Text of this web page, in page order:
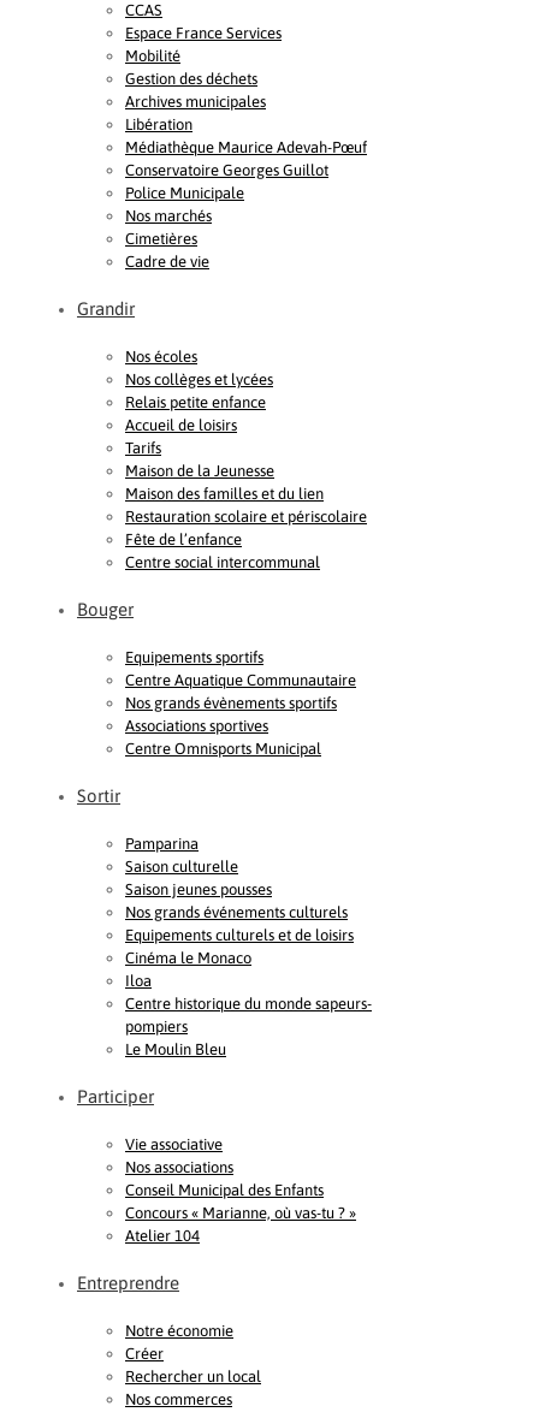
CCAS
Espace France Services
Mobilité
Gestion des déchets
Archives municipales
Libération
Médiathèque Maurice Adevah-Pœuf
Conservatoire Georges Guillot
Police Municipale
Nos marchés
Cimetières
Cadre de vie
Grandir
Nos écoles
Nos collèges et lycées
Relais petite enfance
Accueil de loisirs
Tarifs
Maison de la Jeunesse
Maison des familles et du lien
Restauration scolaire et périscolaire
Fête de l’enfance
Centre social intercommunal
Bouger
Equipements sportifs
Centre Aquatique Communautaire
Nos grands évènements sportifs
Associations sportives
Centre Omnisports Municipal
Sortir
Pamparina
Saison culturelle
Saison jeunes pousses
Nos grands événements culturels
Equipements culturels et de loisirs
Cinéma le Monaco
Iloa
Centre historique du monde sapeurs-
pompiers
Le Moulin Bleu
Participer
Vie associative
Nos associations
Conseil Municipal des Enfants
Concours « Marianne, où vas-tu ? »
Atelier 104
Entreprendre
Notre économie
Créer
Rechercher un local
Nos commerces